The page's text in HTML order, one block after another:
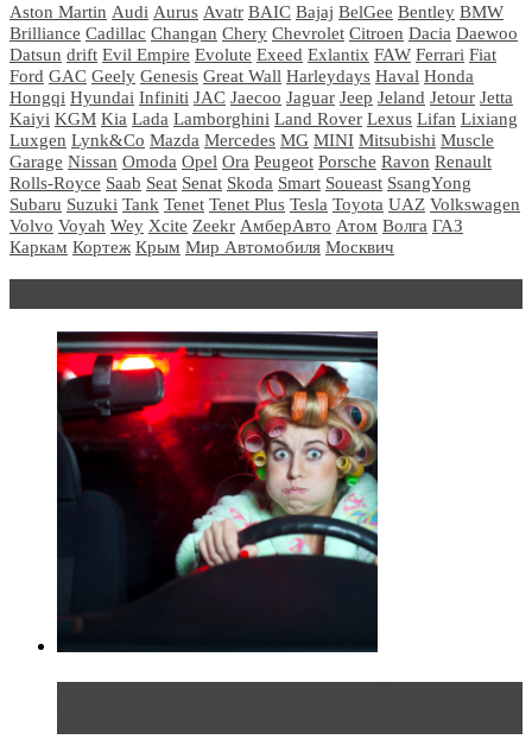
Aston Martin Audi Aurus Avatr BAIC Bajaj BelGee Bentley BMW
Brilliance Cadillac Changan Chery Chevrolet Citroen Dacia Daewoo
Datsun drift Evil Empire Evolute Exeed Exlantix FAW Ferrari Fiat
Ford GAC Geely Genesis Great Wall Harleydays Haval Honda
Hongqi Hyundai Infiniti JAC Jaecoo Jaguar Jeep Jeland Jetour Jetta
Kaiyi KGM Kia Lada Lamborghini Land Rover Lexus Lifan Lixiang
Luxgen Lynk&Co Mazda Mercedes MG MINI Mitsubishi Muscle
Garage Nissan Omoda Opel Ora Peugeot Porsche Ravon Renault
Rolls-Royce Saab Seat Senat Skoda Smart Soueast SsangYong
Subaru Suzuki Tank Tenet Tenet Plus Tesla Toyota UAZ Volkswagen
Volvo Voyah Wey Xcite Zeekr АмберАвто Атом Волга ГАЗ
Каркам Кортеж Крым Мир Автомобиля Москвич